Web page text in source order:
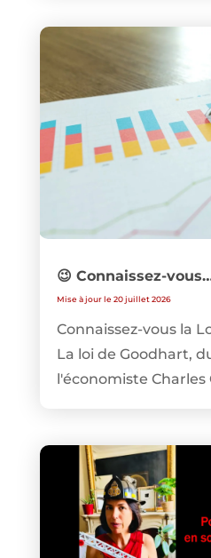
😉 Connaissez-
Mise à jour le 20 juillet 2026
Connaissez-vous la
La loi de Goodhart,
l'économiste Charles